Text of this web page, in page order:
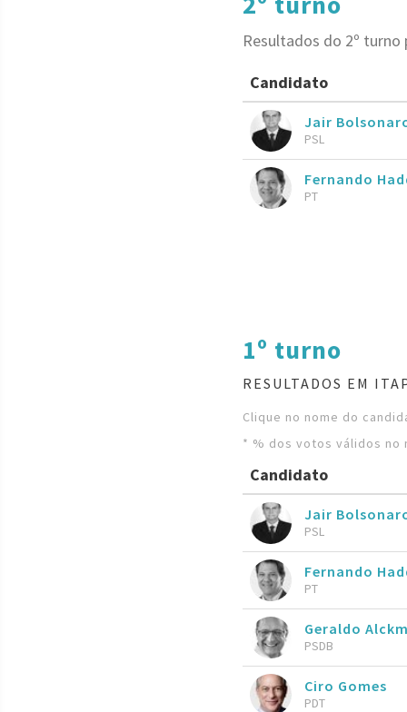
Resultados do 2º
Candidato
Jair
PSL
Fernando
PT
1º turno
RESULTADOS EM
Clique no nome do
* % dos votos válidos no
Candidato
Jair
PSL
Fernando
PT
Geraldo
PSDB
Ciro Gomes
PDT